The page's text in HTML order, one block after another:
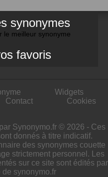
synonymes
le meilleur synonyme
favoris
Widgets
Contact
Cookies
Synonymo.fr © 2026 - Ces
donnés à titre indicatif.
des synonymes couette
strictement personnel. Les
sur ce site sont édités par
de synonymo.fr